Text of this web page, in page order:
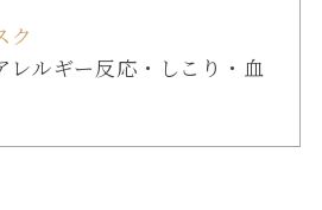
ク
レルギー反応・しこり・血